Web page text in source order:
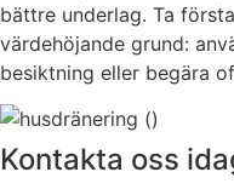
bättre underlag. Ta
värdehöjande grund:
besiktning eller begära
Kontakta oss